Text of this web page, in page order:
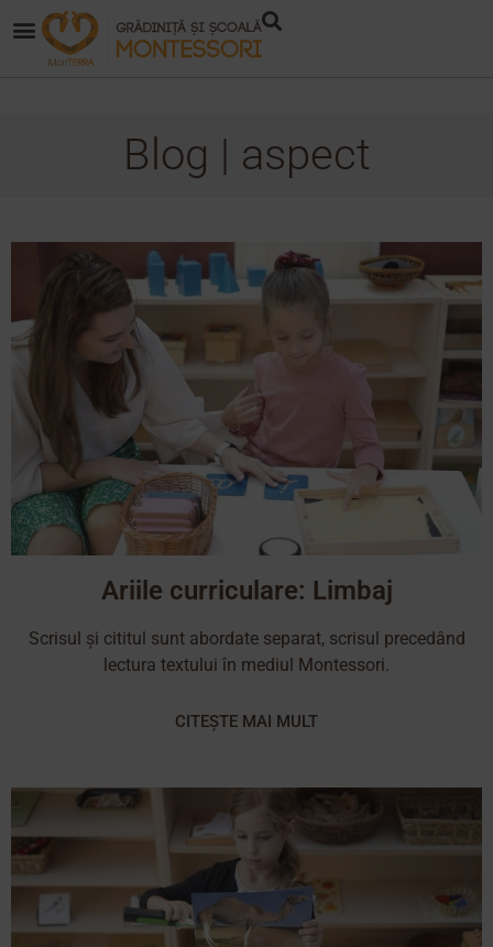
Blog | aspect
Ariile curriculare: Limbaj
Scrisul și cititul sunt abordate separat, scrisul precedând
lectura textului în mediul Montessori.
CITEȘTE MAI MULT